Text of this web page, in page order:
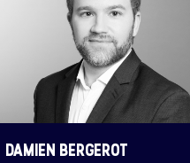
DAMIEN BERGEROT